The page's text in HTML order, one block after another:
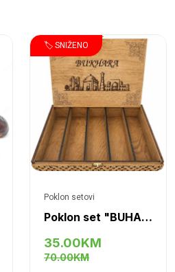
🏷️ SNIŽENO
Poklon setovi
Poklon set "BUHARA II"
35.00KM
70.00KM